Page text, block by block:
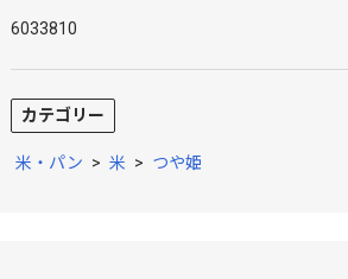
6033810
カテゴリー
米・パン > 米 > つや姫